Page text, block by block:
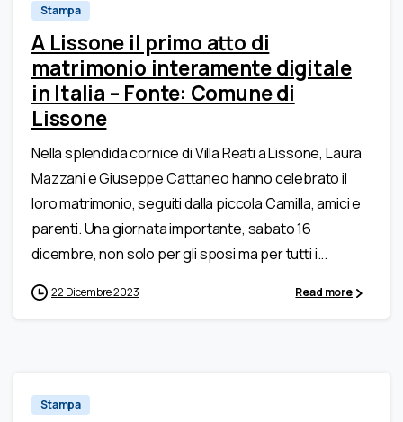
Stampa
A Lissone il primo atto di
matrimonio interamente digitale
in Italia – Fonte: Comune di
Lissone
Nella splendida cornice di Villa Reati a Lissone, Laura
Mazzani e Giuseppe Cattaneo hanno celebrato il
loro matrimonio, seguiti dalla piccola Camilla, amici e
parenti. Una giornata importante, sabato 16
dicembre, non solo per gli sposi ma per tutti i...
22 Dicembre 2023 Read more
Stampa